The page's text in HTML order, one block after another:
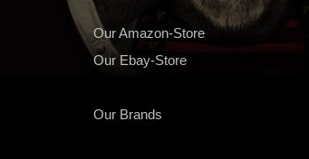
Our Amazon-Store
Our Ebay-Store
Our Brands